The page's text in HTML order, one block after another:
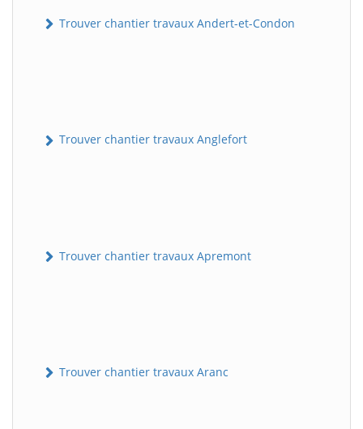
Trouver chantier travaux Andert-et-Condon
Trouver chantier travaux Anglefort
Trouver chantier travaux Apremont
Trouver chantier travaux Aranc